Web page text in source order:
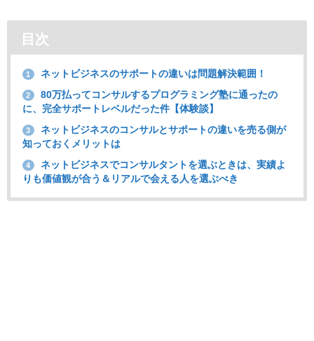
目次
1 ネットビジネスのサポートの違いは問題解決範囲！
2
80万払ってコンサルするプログラミング塾に通ったの
に、完全サポートレベルだった件【体験談】
3
ネットビジネスのコンサルとサポートの違いを売る側が
知っておくメリットは
4
ネットビジネスでコンサルタントを選ぶときは、実績よ
りも価値観が合う＆リアルで会える人を選ぶべき